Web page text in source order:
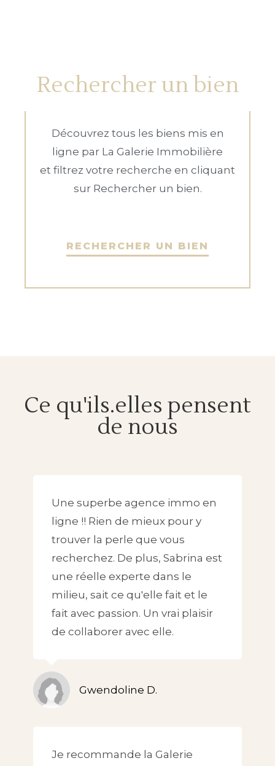
Rechercher un bien
Découvrez tous les biens mis en
ligne par La Galerie Immobilière
et filtrez votre recherche en cliquant
sur Rechercher un bien.
RECHERCHER UN BIEN
Ce qu'ils.elles pensent
de nous
Une superbe agence immo en
ligne !! Rien de mieux pour y
trouver la perle que vous
recherchez. De plus, Sabrina est
une réelle experte dans le
milieu, sait ce qu'elle fait et le
fait avec passion. Un vrai plaisir
de collaborer avec elle.
Gwendoline D.
Je recommande la Galerie